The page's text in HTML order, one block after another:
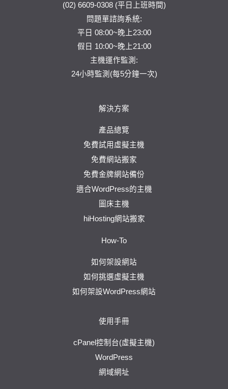
(02) 6609-0308 (平日上班時間)
問題單諮詢系統:
平日 08:00~晚上23:00
假日 10:00~晚上21:00
主機運作監測:
24小時監測(每5分鐘一次)
解決方案
產品總覽
免費試用虛擬主機
免費網站搬家
免費金牌網站備份
適合WordPress的主機
圖床主機
hiHosting網站搬家
How-To
如何架設網站
如何挑選虛擬主機
如何架設WordPress網站
使用手冊
cPanel控制台(虛擬主機)
WordPress
網域網址